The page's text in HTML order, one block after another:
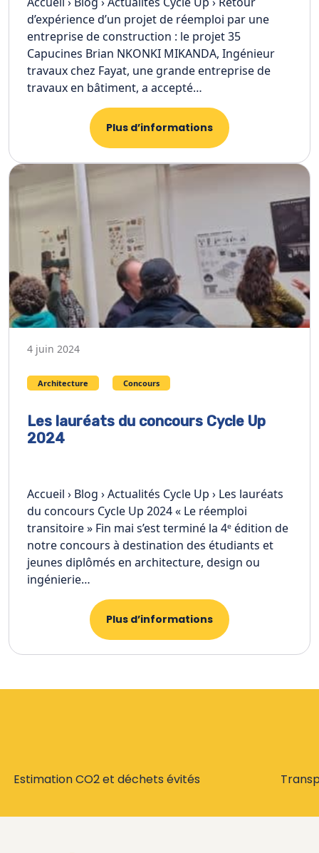
d’expérience d’un projet de réemploi par une
entreprise de construction : le projet 35
Capucines Brian NKONKI MIKANDA, Ingénieur
travaux chez Fayat, une grande entreprise de
travaux en bâtiment, a accepté…
Plus d’informations
4 juin 2024
Architecture Concours
Les lauréats du concours Cycle Up
2024
Accueil › Blog › Actualités Cycle Up › Les lauréats
du concours Cycle Up 2024 « Le réemploi
transitoire » Fin mai s’est terminé la 4ᵉ édition de
notre concours à destination des étudiants et
jeunes diplômés en architecture, design ou
ingénierie…
Plus d’informations
Estimation CO2 et déchets évités